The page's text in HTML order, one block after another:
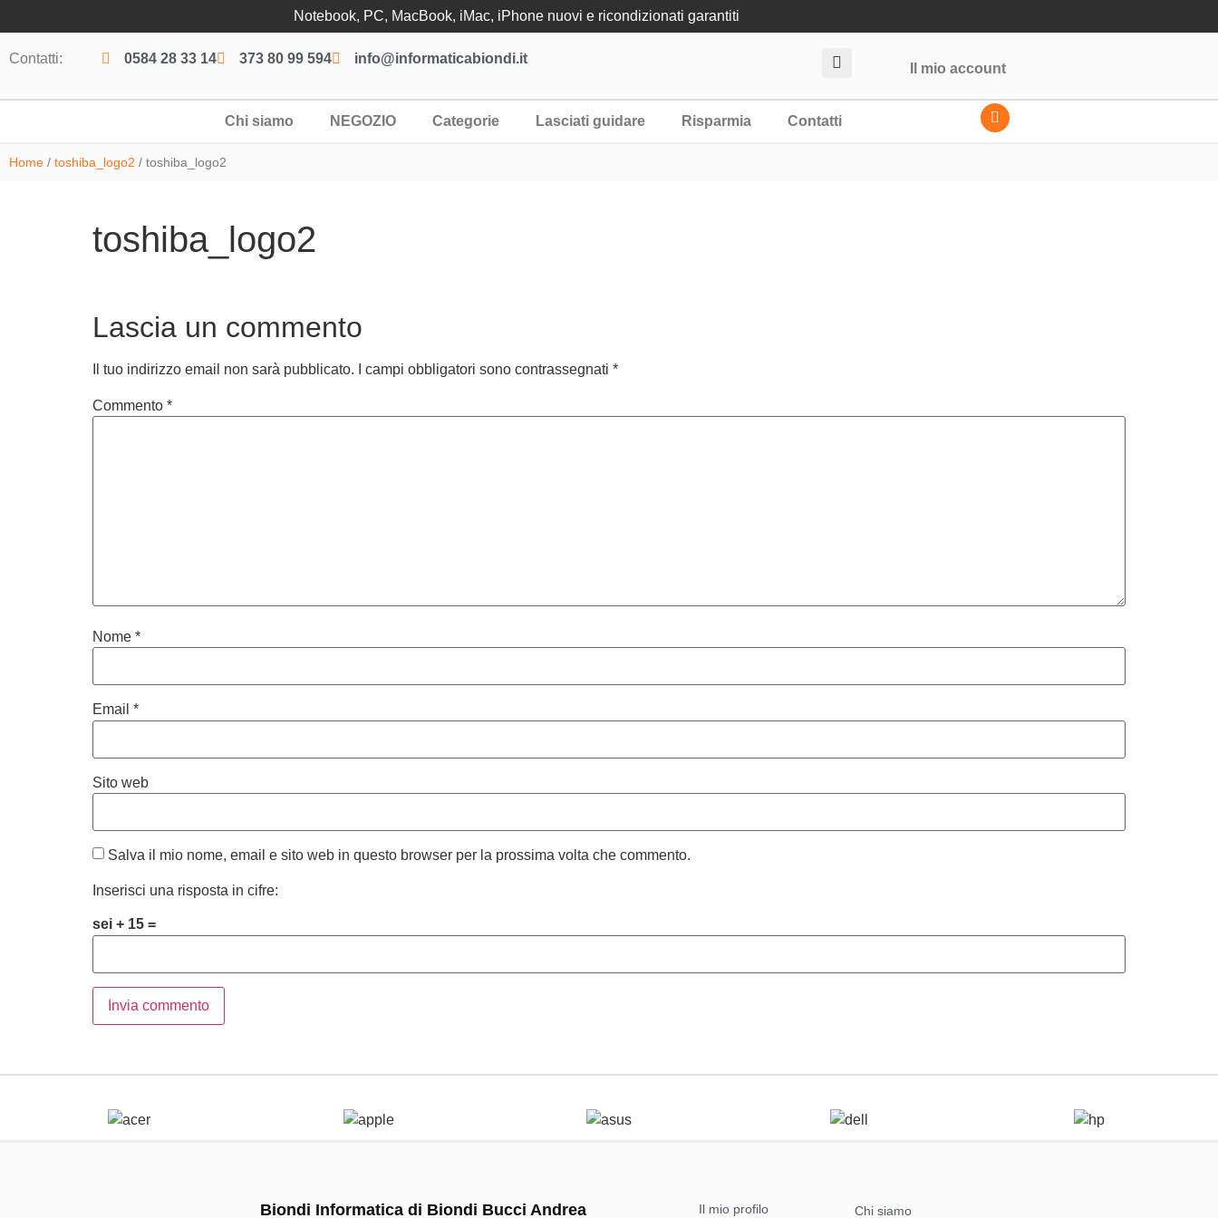
Notebook, PC, MacBook, iMac, iPhone nuovi e ricondizionati garantiti
Contatti: 0584 28 33 14 373 80 99 594 info@informaticabiondi.it
Il mio account
Chi siamo NEGOZIO Categorie Lasciati guidare Risparmia Contatti
Home / toshiba_logo2 / toshiba_logo2
toshiba_logo2
Lascia un commento
Il tuo indirizzo email non sarà pubblicato. I campi obbligatori sono contrassegnati *
Commento *
Nome *
Email *
Sito web
Salva il mio nome, email e sito web in questo browser per la prossima volta che commento.
Inserisci una risposta in cifre:
sei + 15 =
Biondi Informatica di Biondi Bucci Andrea Il mio profilo Chi siamo